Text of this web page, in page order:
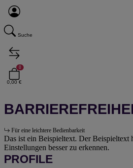
Suche
0
0,00 €
Für eine leichtere Bedienbarkeit
Das ist ein Beispieltext. Der
Einstellungen besser zu erkennen.
PROFILE